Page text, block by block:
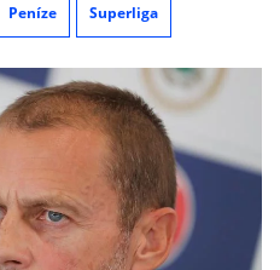
Peníze Superliga